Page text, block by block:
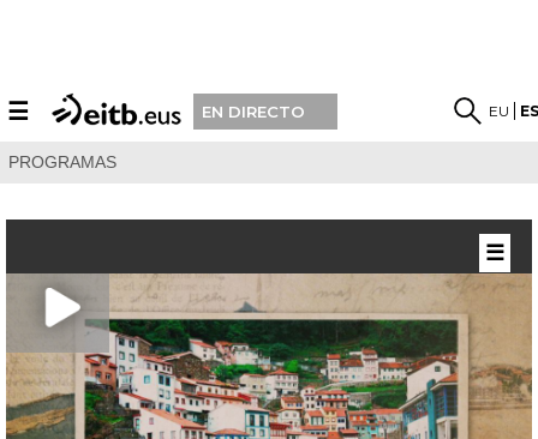
☰ EN DIRECTO EU
PROGRAMAS
☰